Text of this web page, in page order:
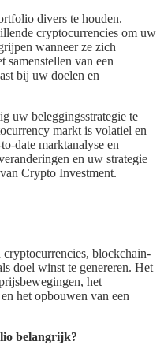
divers te houden.
cryptocurrencies om uw
wanneer ze zich
samenstellen van een
bij uw doelen en
uw beleggingsstrategie te
markt is volatiel en
date marktanalyse en
en uw strategie
Crypto Investment.
blockchain-
doel winst te genereren. Het
het
het opbouwen van een
belangrijk?